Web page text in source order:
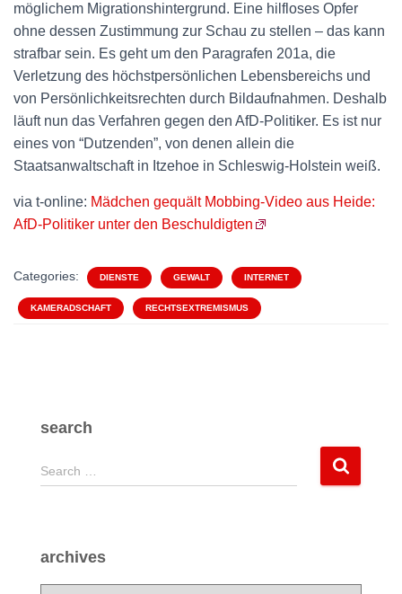
möglichem Migrationshintergrund. Eine hilfloses Opfer
ohne dessen Zustimmung zur Schau zu stellen – das kann
strafbar sein. Es geht um den Paragrafen 201a, die
Verletzung des höchstpersönlichen Lebensbereichs und
von Persönlichkeitsrechten durch Bildaufnahmen. Deshalb
läuft nun das Verfahren gegen den AfD-Politiker. Es ist nur
eines von “Dutzenden”, von denen allein die
Staatsanwaltschaft in Itzehoe in Schleswig-Holstein weiß.
via t-online: Mädchen gequält Mobbing-Video aus Heide:
AfD-Politiker unter den Beschuldigten
Categories: DIENSTE GEWALT INTERNET
KAMERADSCHAFT RECHTSEXTREMISMUS
search
S
e
h
f
Search …
archives